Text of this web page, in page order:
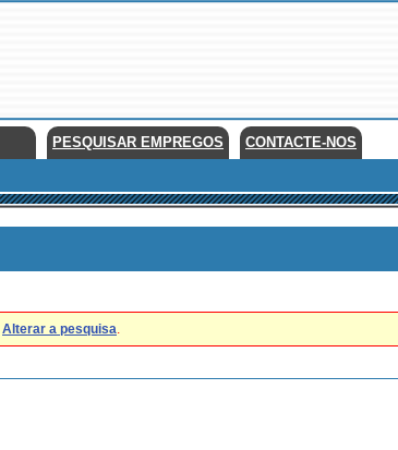
PESQUISAR EMPREGOS CONTACTE-NOS
Alterar a pesquisa.